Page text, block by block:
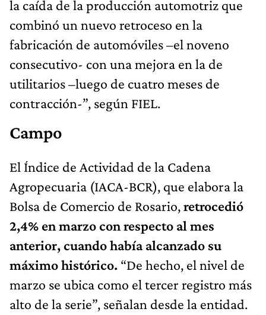
la caída de la producción automotriz que
combinó un nuevo retroceso en la
fabricación de automóviles –el noveno
consecutivo‐ con una mejora en la de
utilitarios –luego de cuatro meses de
contracción‐”, según FIEL.
Campo
El Índice de Actividad de la Cadena
Agropecuaria (IACA-BCR), que elabora la
Bolsa de Comercio de Rosario,retrocedió
2,4% en marzo con respecto al mes
anterior, cuando había alcanzado su
máximo histórico. “De hecho, el nivel de
marzo se ubica como el tercer registro más
alto de la serie”, señalan desde la entidad.